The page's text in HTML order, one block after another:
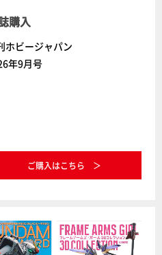
購入
ホビージャパン
年9月号
ご購入はこちら